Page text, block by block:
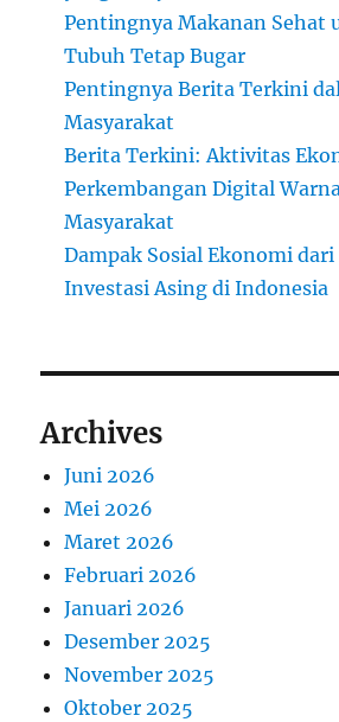
Pentingnya Makanan Sehat
Tubuh Tetap Bugar
Pentingnya Berita Terkini
Masyarakat
Berita Terkini: Aktivitas
Perkembangan Digital
Masyarakat
Dampak Sosial Ekonomi
Investasi Asing di Indonesia
Archives
Juni 2026
Mei 2026
Maret 2026
Februari 2026
Januari 2026
Desember 2025
November 2025
Oktober 2025